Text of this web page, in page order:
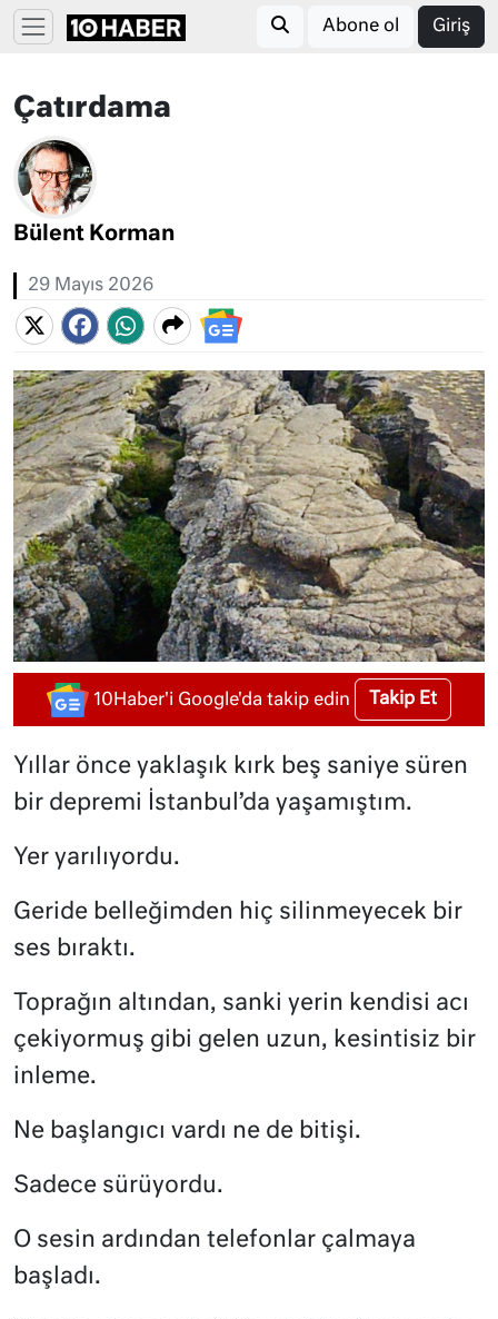
Abone ol Giriş
Çatırdama
Bülent Korman
29 Mayıs 2026
10Haber'i Google'da takip edin Takip Et
Yıllar önce yaklaşık kırk beş saniye süren
bir depremi İstanbul’da yaşamıştım.
Yer yarılıyordu.
Geride belleğimden hiç silinmeyecek bir
ses bıraktı.
Toprağın altından, sanki yerin kendisi acı
çekiyormuş gibi gelen uzun, kesintisiz bir
inleme.
Ne başlangıcı vardı ne de bitişi.
Sadece sürüyordu.
O sesin ardından telefonlar çalmaya
başladı.